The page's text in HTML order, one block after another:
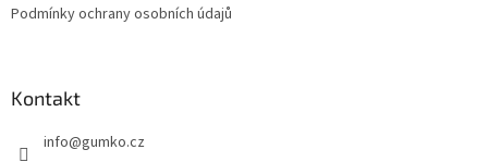
Podmínky ochrany osobních údajů
Kontakt
info@gumko.cz